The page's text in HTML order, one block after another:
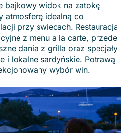
bajkowy widok na zatokę
atmosferę idealną do
przy świecach. Restauracja
z menu a la carte, przede
dania z grilla oraz specjały
i lokalne sardyńskie. Potrawą
wybór win.